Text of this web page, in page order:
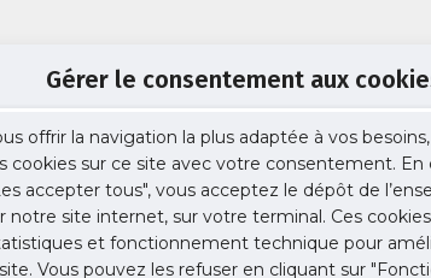
Gérer le consentement aux
offrir la navigation la plus adaptée à vos
cookies sur ce site avec votre consentement. En
accepter tous", vous acceptez le dépôt de
notre site internet, sur votre terminal. Ces
et fonctionnement technique pour
Vous pouvez les refuser en cliquant sur